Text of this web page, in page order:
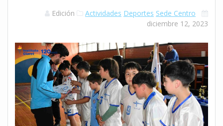
Edición Actividades Deportes Sede Centro
diciembre 12, 2023